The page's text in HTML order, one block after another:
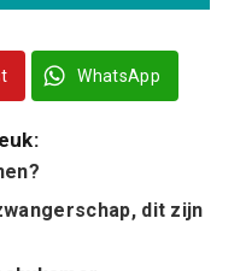
WhatsApp
dit zijn